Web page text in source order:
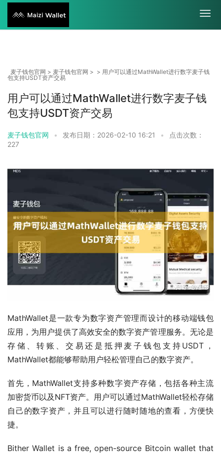
麦子钱包官网 > 麦子钱包官网 > > 用户可以通过MathWallet进行数字麦子钱
包支持USDT资产交易
用户可以通过MathWallet进行数字麦子钱
包支持USDT资产交易
麦子钱包官网 • 发布日期：2026-02-10 16:21 •
点击次数：
227
MathWallet是一款专为数字资产管理而设计的移动端钱包
应用，为用户提供了高效安全的数字资产管理服务。无论是
存储、转账、交易还是抵押麦子钱包支持USDT，
MathWallet都能够帮助用户轻松管理自己的数字资产。
首先，MathWallet支持多种数字资产存储，包括各种主流
加密货币以及NFT资产。用户可以通过MathWallet轻松存储
自己的数字资产，并且可以进行随时随地的查看，方便快
捷。
Bither Wallet is a free, open-source Bitcoin wallet that